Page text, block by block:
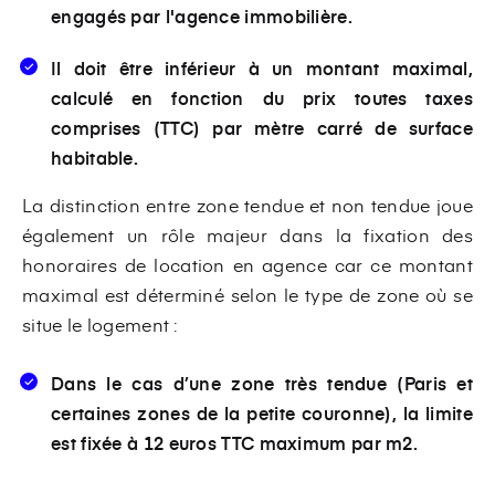
engagés par l'agence immobilière.
Il doit être inférieur à un montant maximal,
calculé en fonction du prix toutes taxes
comprises (TTC) par mètre carré de surface
habitable.
La distinction entre zone tendue et non tendue joue
également un rôle majeur dans la fixation des
honoraires de location en agence car ce montant
maximal est déterminé selon le type de zone où se
situe le logement :
Dans le cas d’une zone très tendue (Paris et
certaines zones de la petite couronne), la limite
est fixée à 12 euros TTC maximum par m2.